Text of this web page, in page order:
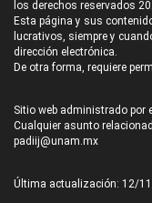
los derechos reservados
Esta página y sus
lucrativos, siempre y
dirección electrónica.
De otra forma, requiere
Sitio web administrado por
Cualquier asunto
padiij@unam.mx
Última actualización: 12/